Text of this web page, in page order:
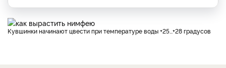
Кувшинки начинают цвести при температуре воды +25...+28 градусов